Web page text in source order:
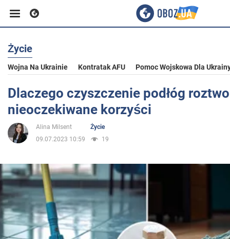
Biznes
Sport
Rozrywka
Polityka
Społeczeństwo
Życie
Wojna Na Ukrainie Kontratak AFU Pomoc Wojskowa Dla
Dlaczego czyszczenie podłóg
nieoczekiwane korzyści
Alina Milsent
Życie
09.07.2023 10:59
19